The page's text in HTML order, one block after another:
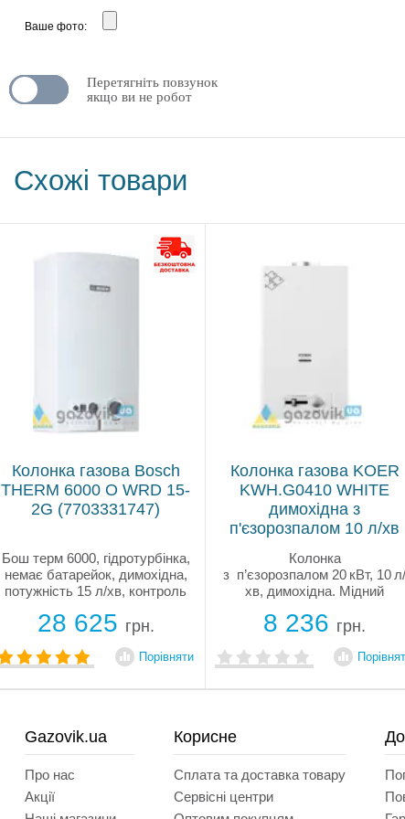
Ваше фото:
OFF
Перетягніть повзунок
якщо ви не робот
Схожі товари
Колонка газова Bosch
THERM 6000 О WRD 15-
2G (7703331747)
Бош терм 6000, гідротурбінка,
немає батарейок, димохідна,
потужність 15 л/хв, контроль
виході.
28 625 грн.
Порівняти
Колонка газова KOER
KWH.G0410 WHITE
димохідна з
п'єзорозпалом 10 л/хв
Колонка
з п’єзорозпалом 20 кВт, 10 л/
хв, димохідна. Мідний
датчик захисту від перегріву.
Модель — KOER KWH.G0410
WHITE.
8 236 грн.
Gazovik.ua
Про нас
Акції
Корисне
Сплата та доставка товару
Сервісні центри